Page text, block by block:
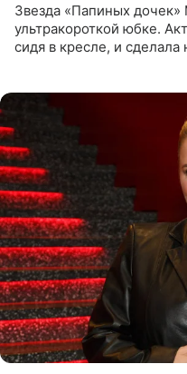
Звезда «Папиных дочек»
ультракороткой юбке.
сидя в кресле, и